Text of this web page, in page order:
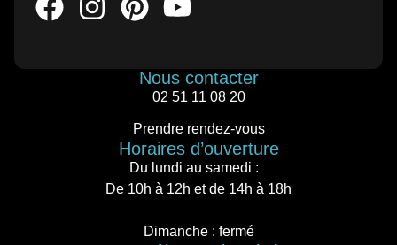
Nous contacter
02 51 11 08 20
Prendre rendez-vous
Horaires d’ouverture
Du lundi au samedi :
De 10h à 12h et de 14h à 18h
Dimanche : fermé